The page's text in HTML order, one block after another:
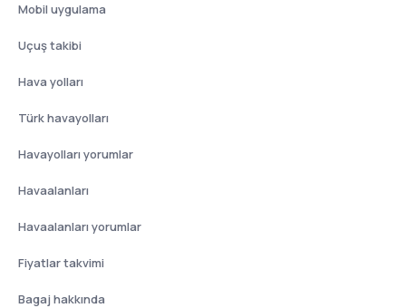
Mobil uygulama
Uçuş takibi
Hava yolları
Türk havayolları
Havayolları yorumlar
Havaalanları
Havaalanları yorumlar
Fiyatlar takvimi
Bagaj hakkında